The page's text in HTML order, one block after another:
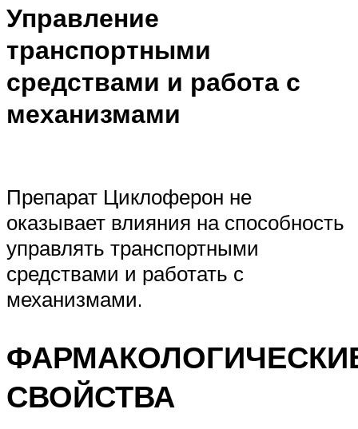
Управление
транспортными
средствами и работа с
механизмами
Препарат Циклоферон не
оказывает влияния на способность
управлять транспортными
средствами и работать с
механизмами.
СВОЙСТВА